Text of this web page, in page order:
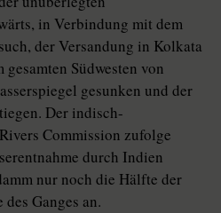
in Verbindung mit dem
der Versandung in Kolkata
Südwesten von
gesunken und der
Der indisch-
Commission zufolge
durch Indien
nur noch die Hälfte der
Ganges an.